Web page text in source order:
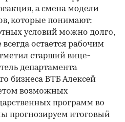
а смена модели
которые понимают:
условий можно долго,
остается рабочим
старший вице-
департамента
бизнеса ВТБ Алексей
возможных
программ во
прогнозируем итоговый